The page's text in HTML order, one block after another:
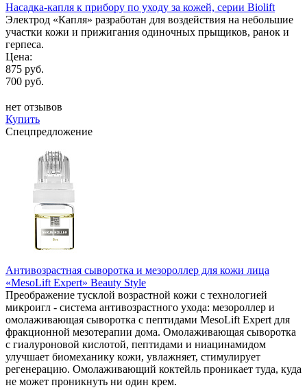
Насадка-капля к прибору по уходу за кожей, серии Biolift
Электрод «Капля» разработан для воздействия на небольшие
участки кожи и прижигания одиночных прыщиков, ранок и
герпеса.
Цена:
875 руб.
700 руб.
нет отзывов
Купить
Спецпредложение
Антивозрастная сыворотка и мезороллер для кожи лица
«MesoLift Expert» Beauty Style
Преображение тусклой возрастной кожи с технологией
микроигл - система антивозрастного ухода: мезороллер и
омолаживающая сыворотка с пептидами MesoLift Expert для
фракционной мезотерапии дома. Омолаживающая сыворотка
с гиалуроновой кислотой, пептидами и ниацинамидом
улучшает биомеханику кожи, увлажняет, стимулирует
регенерацию. Омолаживающий коктейль проникает туда, куда
не может проникнуть ни один крем.